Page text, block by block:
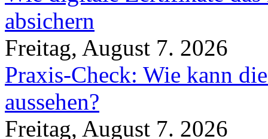
absichern
Freitag, August 7. 2026
Praxis-Check: Wie kann
aussehen?
Freitag, August 7. 2026